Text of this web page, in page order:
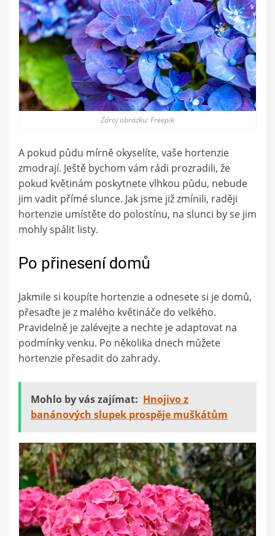
Zdroj obrázku: Freepik
A pokud půdu mírně okyselíte, vaše hortenzie
zmodrají. Ještě bychom vám rádi prozradili, že
pokud květinám poskytnete vlhkou půdu, nebude
jim vadit přímé slunce. Jak jsme již zmínili, raději
hortenzie umístěte do polostínu, na slunci by se jim
mohly spálit listy.
Po přinesení domů
Jakmile si koupíte hortenzie a odnesete si je domů,
přesaďte je z malého květináče do velkého.
Pravidelně je zalévejte a nechte je adaptovat na
podmínky venku. Po několika dnech můžete
hortenzie přesadit do zahrady.
Mohlo by vás zajímat: Hnojivo z
banánových slupek prospěje muškátům